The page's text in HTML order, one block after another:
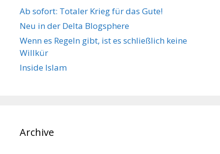
Ab sofort: Totaler Krieg für das Gute!
Neu in der Delta Blogsphere
Wenn es Regeln gibt, ist es schließlich keine
Willkür
Inside Islam
Archive